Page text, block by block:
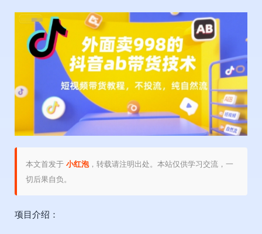
本文首发于 小红泡，转载请注明出处。本站仅供学习交流，一
切后果自负。
项目介绍：